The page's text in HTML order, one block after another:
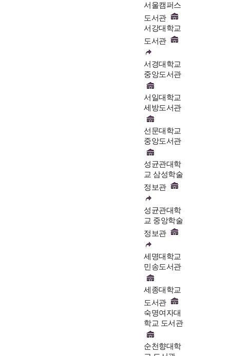
서울캠퍼스
도서관
서강대학교
도서관
서경대학교
중앙도서관
서일대학교
세방도서관
선문대학교
중앙도서관
성균관대학
교 삼성학술
정보관
성균관대학
교 중앙학술
정보관
세명대학교
민송도서관
세종대학교
도서관
숙명여자대
학교 도서관
순천향대학